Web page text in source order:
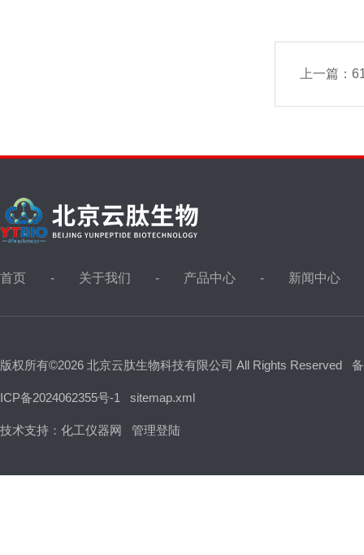
上一篇：
首页 关于我们 产品中心 新闻中心
版权所有©2026 北京云肽生物科技有限公司 All Rights Reserved
ICP备2024062355号-1 sitemap.xml
技术支持： 化工仪器网 管理登陆